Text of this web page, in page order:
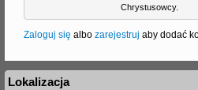
Chrystusowcy.
Zaloguj się albo zarejestruj aby dodać
Lokalizacja